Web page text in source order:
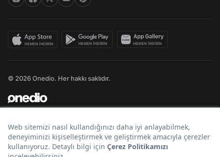
© 2026 Onedio. Her hakkı saklıdır.
Bir markasıdır.